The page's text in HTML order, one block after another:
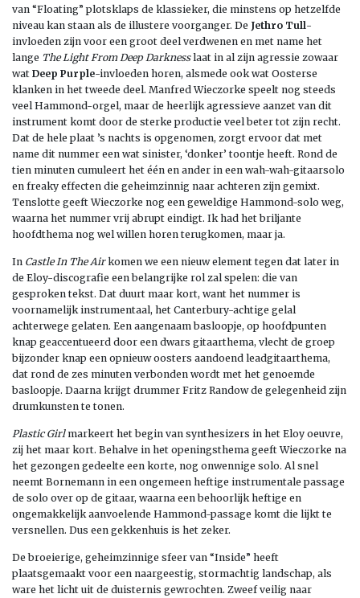
van “Floating” plotsklaps de klassieker, die minstens op hetzelfde
niveau kan staan als de illustere voorganger. De Jethro Tull -
invloeden zijn voor een groot deel verdwenen en met name het
lange The Light From Deep Darknesslaat in al zijn agressie zowaar
wat Deep Purple-invloeden horen, alsmede ook wat Oosterse
klanken in het tweede deel. Manfred Wieczorke speelt nog steeds
veel Hammond-orgel, maar de heerlijk agressieve aanzet van dit
instrument komt door de sterke productie veel beter tot zijn recht.
Dat de hele plaat ’s nachts is opgenomen, zorgt ervoor dat met
name dit nummer een wat sinister, ‘donker’ toontje heeft. Rond de
tien minuten cumuleert het één en ander in een wah-wah-gitaarsolo
en freaky effecten die geheimzinnig naar achteren zijn gemixt.
Tenslotte geeft Wieczorke nog een geweldige Hammond-solo weg,
waarna het nummer vrij abrupt eindigt. Ik had het briljante
hoofdthema nog wel willen horen terugkomen, maar ja.
In Castle In The Airkomen we een nieuw element tegen dat later in
de Eloy-discografie een belangrijke rol zal spelen: die van
gesproken tekst. Dat duurt maar kort, want het nummer is
voornamelijk instrumentaal, het Canterbury-achtige gelal
achterwege gelaten. Een aangenaam basloopje, op hoofdpunten
knap geaccentueerd door een dwars gitaarthema, vlecht de groep
bijzonder knap een opnieuw oosters aandoend leadgitaarthema,
dat rond de zes minuten verbonden wordt met het genoemde
basloopje. Daarna krijgt drummer Fritz Randow de gelegenheid zijn
drumkunsten te tonen.
Plastic Girlmarkeert het begin van synthesizers in het Eloy oeuvre,
zij het maar kort. Behalve in het openingsthema geeft Wieczorke na
het gezongen gedeelte een korte, nog onwennige solo. Al snel
neemt Bornemann in een ongemeen heftige instrumentale passage
de solo over op de gitaar, waarna een behoorlijk heftige en
ongemakkelijk aanvoelende Hammond-passage komt die lijkt te
versnellen. Dus een gekkenhuis is het zeker.
De broeierige, geheimzinnige sfeer van “Inside” heeft
plaatsgemaakt voor een naargeestig, stormachtig landschap, als
ware het licht uit de duisternis gewrochten. Zweef veilig naar